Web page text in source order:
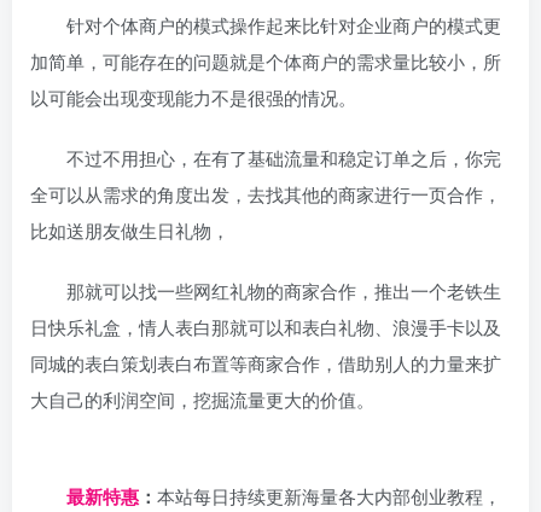
针对个体商户的模式操作起来比针对企业商户的模式更
加简单，可能存在的问题就是个体商户的需求量比较小，所
以可能会出现变现能力不是很强的情况。
不过不用担心，在有了基础流量和稳定订单之后，你完
全可以从需求的角度出发，去找其他的商家进行一页合作，
比如送朋友做生日礼物，
那就可以找一些网红礼物的商家合作，推出一个老铁生
日快乐礼盒，情人表白那就可以和表白礼物、浪漫手卡以及
同城的表白策划表白布置等商家合作，借助别人的力量来扩
大自己的利润空间，挖掘流量更大的价值。
最新特惠 ： 本站每日持续更新海量各大内部创业教程，